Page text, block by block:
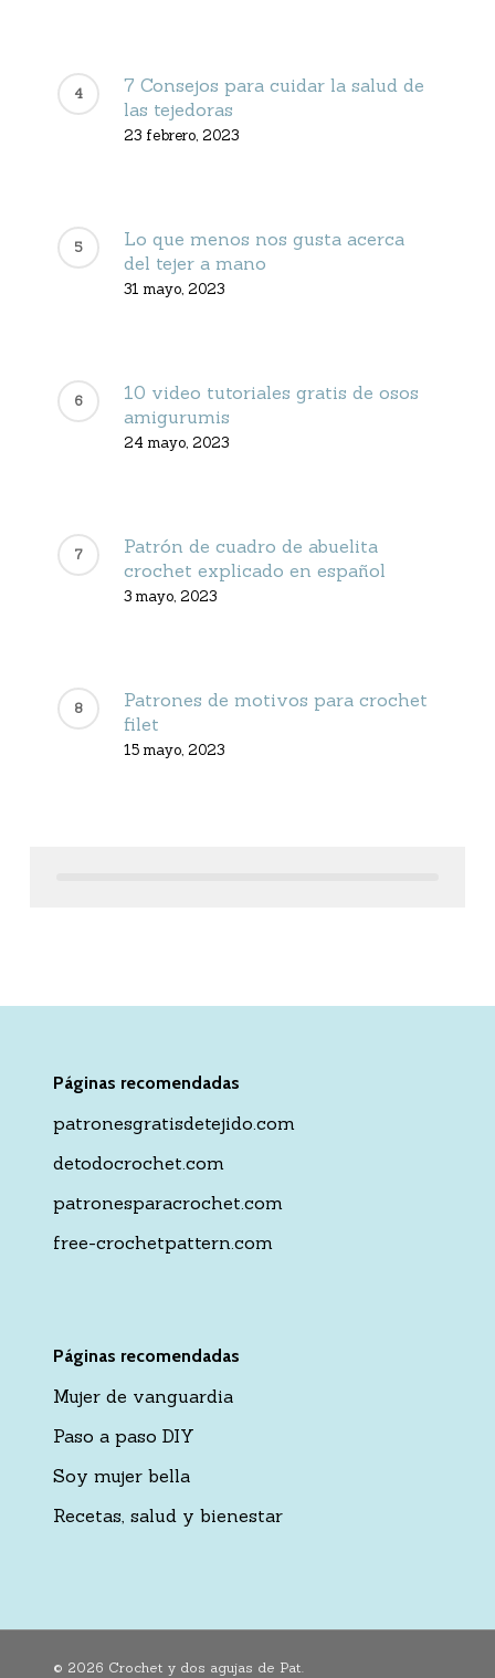
7 Consejos para cuidar la salud de
las tejedoras
23 febrero, 2023
Lo que menos nos gusta acerca
del tejer a mano
31 mayo, 2023
10 video tutoriales gratis de osos
amigurumis
24 mayo, 2023
Patrón de cuadro de abuelita
crochet explicado en español
3 mayo, 2023
Patrones de motivos para crochet
filet
15 mayo, 2023
Páginas recomendadas
patronesgratisdetejido.com
detodocrochet.com
patronesparacrochet.com
free-crochetpattern.com
Páginas recomendadas
Mujer de vanguardia
Paso a paso DIY
Soy mujer bella
Recetas, salud y bienestar
© 2026 Crochet y dos agujas de Pat.